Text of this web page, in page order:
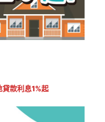
款利息1%起